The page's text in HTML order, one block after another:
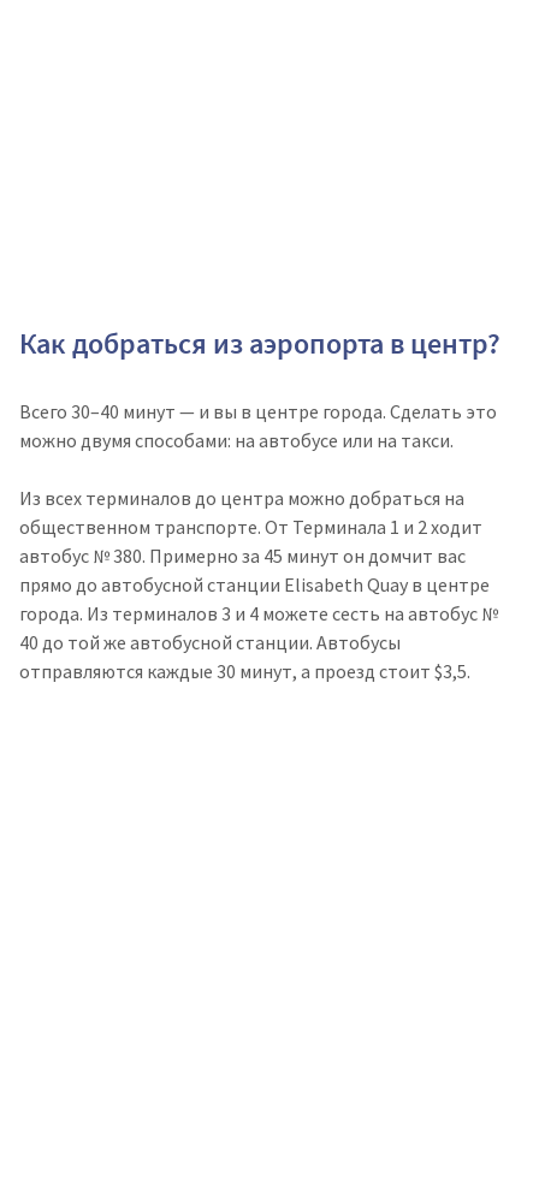
Как добраться из аэропорта в центр?
Всего 30–40 минут — и вы в центре города. Сделать это
можно двумя способами: на автобусе или на такси.
Из всех терминалов до центра можно добраться на
общественном транспорте. От Терминала 1 и 2 ходит
автобус № 380. Примерно за 45 минут он домчит вас
прямо до автобусной станции Elisabeth Quay в центре
города. Из терминалов 3 и 4 можете сесть на автобус №
40 до той же автобусной станции. Автобусы
отправляются каждые 30 минут, а проезд стоит $3,5.